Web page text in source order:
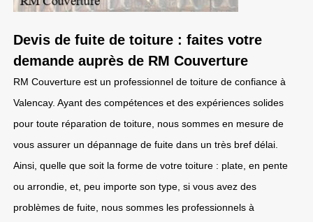
Devis de fuite de toiture : faites votre
demande auprès de RM Couverture
RM Couverture est un professionnel de toiture de confiance à
Valencay. Ayant des compétences et des expériences solides
pour toute réparation de toiture, nous sommes en mesure de
vous assurer un dépannage de fuite dans un très bref délai.
Ainsi, quelle que soit la forme de votre toiture : plate, en pente
ou arrondie, et, peu importe son type, si vous avez des
problèmes de fuite, nous sommes les professionnels à